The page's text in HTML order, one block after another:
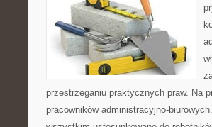
przestrzeganiu praktycznych praw. Na
pracowników administracyjno-